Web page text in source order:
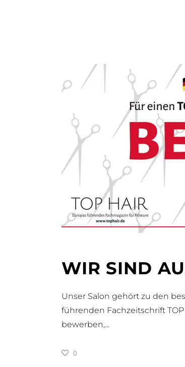
WIR SIND
Unser Salon gehört zu den
führenden Fachzeitschrift
bewerben,
0